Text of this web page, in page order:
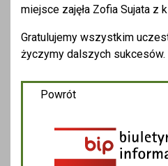
miejsce zajęła Zofia Sujata z
Gratulujemy wszystkim
życzymy dalszych sukcesów.
Powrót